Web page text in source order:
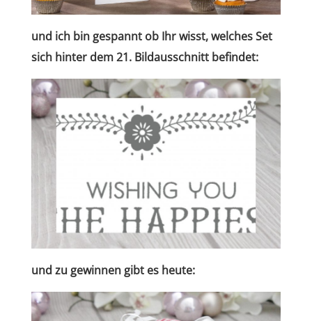
und ich bin gespannt ob Ihr wisst, welches Set
sich hinter dem 21. Bildausschnitt befindet:
und zu gewinnen gibt es heute: